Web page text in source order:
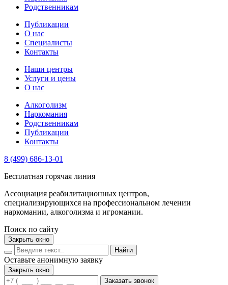
Родственникам
Публикации
О нас
Специалисты
Контакты
Наши центры
Услуги и цены
О нас
Алкоголизм
Наркомания
Родственникам
Публикации
Контакты
8 (499) 686-13-01
Бесплатная горячая линия
Ассоциация реабилитационных центров,
специализирующихся на профессиональном лечении
наркомании, алкоголизма и игромании.
Поиск по сайту
Закрыть окно
Найти
Оставьте анонимную заявку
Закрыть окно
Заказать звонок